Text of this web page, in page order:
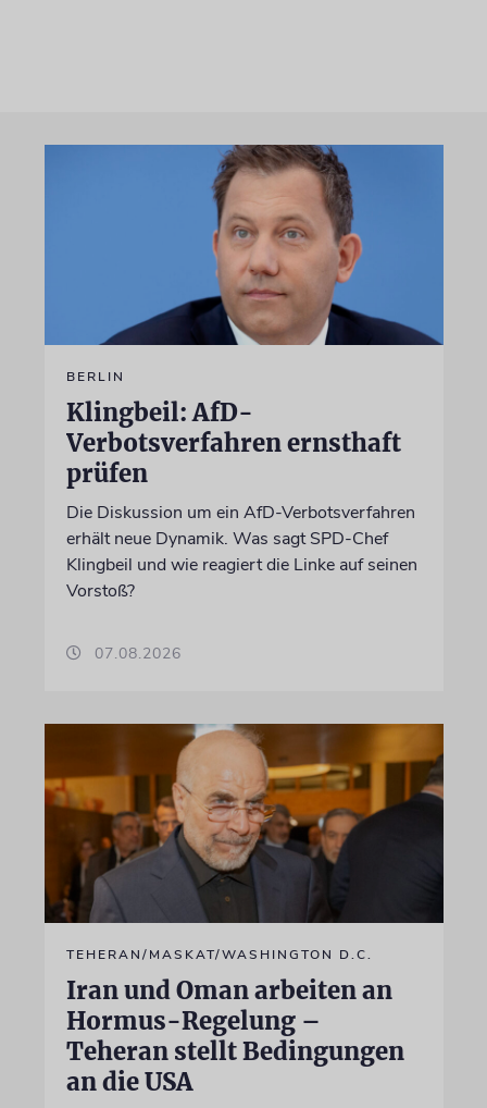
BERLIN
Klingbeil: AfD-
Verbotsverfahren ernsthaft
prüfen
Die Diskussion um ein AfD-Verbotsverfahren
erhält neue Dynamik. Was sagt SPD-Chef
Klingbeil und wie reagiert die Linke auf seinen
Vorstoß?
07.08.2026
TEHERAN/MASKAT/WASHINGTON D.C.
Iran und Oman arbeiten an
Hormus-Regelung –
Teheran stellt Bedingungen
an die USA